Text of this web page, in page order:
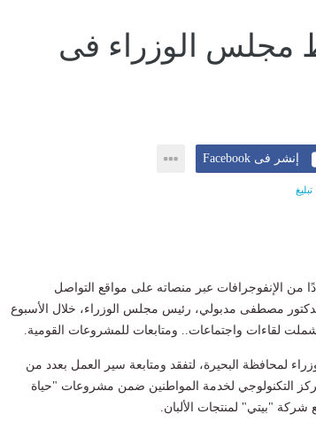
الوزراء فى
إنشر فى Facebook
تبليغ
من الإنفوجرافات عبر منصاته على مواقع التواصل
مصطفى مدبولي، رئيس مجلس الوزراء، خلال الأسبوع
لمحافظة البحيرة، لتفقد ومتابعة سير العمل بعدد من
التكنولوجي لخدمة المواطنين ضمن مشروعات "حياة
"بيتي" لمنتجات الألبان.